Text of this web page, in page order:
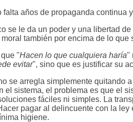
falta años de propaganda continua
se le da un poder y una libertad
también por encima de lo que
"Hacen lo que cualquiera haría"
evitar", sino que es justificar su
se arregla simplemente quitando
el sistema, el problema es que el
fáciles ni simples. La
pagar al delincuente con la
higiene.